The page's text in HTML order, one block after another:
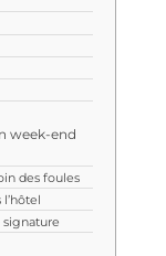
week-end
des foules
signature